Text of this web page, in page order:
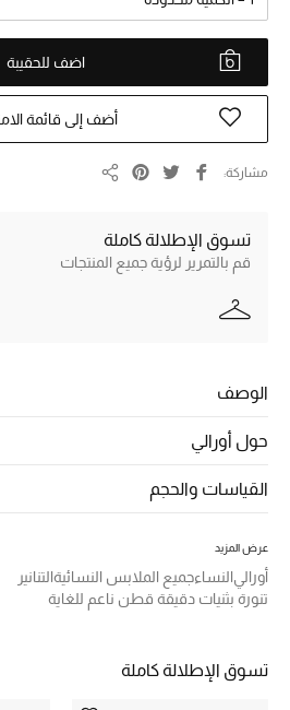
الموسم الجديد
النساء
الحقائب النسائية
أحذية النسائية
الجمال
المجوهرات
نسوقوا أحدث ما وصلنا
عرض جميع المنتجات
اضف للحقيبة
أضف إلى قائمة
مشاركة
تسوق الإطلالة كاملة
قم بالتمرير لرؤية جميع المنتجات
الوصف
حول أورالي
القياسات والحجم
عرض المزيد
أوراليالنساءجميع الملابس النسائيةالتنانير
تنورة بثنيات دقيقة قطن ناعم للغاية
تسوق الإطلالة كاملة